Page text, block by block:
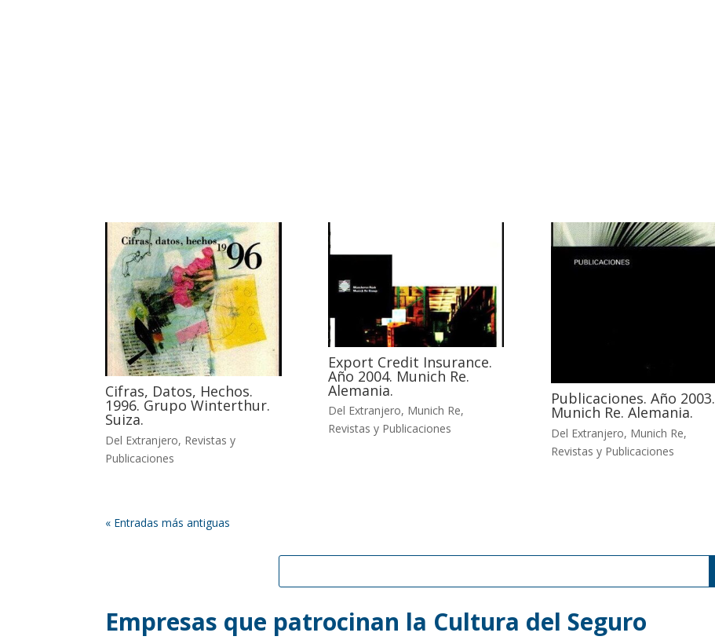
Cifras, Datos, Hechos.
1996. Grupo Winterthur.
Suiza.
Del Extranjero, Revistas y
Publicaciones
Export Credit Insurance.
Año 2004. Munich Re.
Alemania.
Del Extranjero, Munich Re,
Revistas y Publicaciones
Publicaciones. Año 2003.
Munich Re. Alemania.
Del Extranjero, Munich Re,
Revistas y Publicaciones
« Entradas más antiguas
Empresas que patrocinan la Cultura del Seguro